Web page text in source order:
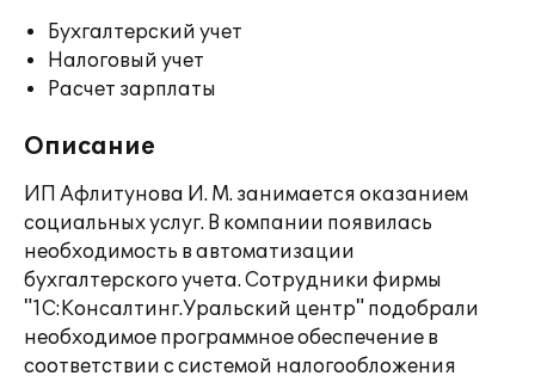
Бухгалтерский учет
Налоговый учет
Расчет зарплаты
Описание
ИП Афлитунова И. М. занимается оказанием
социальных услуг. В компании появилась
необходимость в автоматизации
бухгалтерского учета. Сотрудники фирмы
"1С:Консалтинг.Уральский центр" подобрали
необходимое программное обеспечение в
соответствии с системой налогообложения